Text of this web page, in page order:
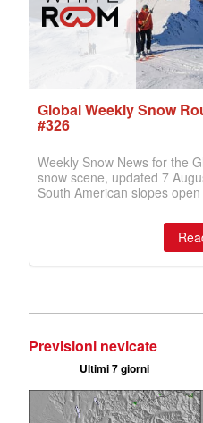
Previsioni nevicate
Ultimi 7 giorni